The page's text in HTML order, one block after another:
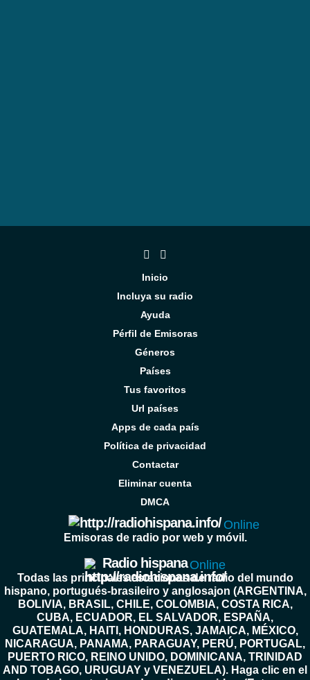
Inicio
Incluya su radio
Ayuda
Pérfil de Emisoras
Géneros
Países
Tus favoritos
Url países
Apps de cada país
Política de privacidad
Contactar
Eliminar cuenta
DMCA
Online
Emisoras de radio por web y móvil.
Radio hispana Online
Todas las principales estaciones de radio del mundo
hispano, portugués-brasileiro y anglosajon (ARGENTINA,
BOLIVIA, BRASIL, CHILE, COLOMBIA, COSTA RICA,
CUBA, ECUADOR, EL SALVADOR, ESPAÑA,
GUATEMALA, HAITI, HONDURAS, JAMAICA, MÉXICO,
NICARAGUA, PANAMA, PARAGUAY, PERÚ, PORTUGAL,
PUERTO RICO, REINO UNIDO, DOMINICANA, TRINIDAD
AND TOBAGO, URUGUAY y VENEZUELA). Haga clic en el